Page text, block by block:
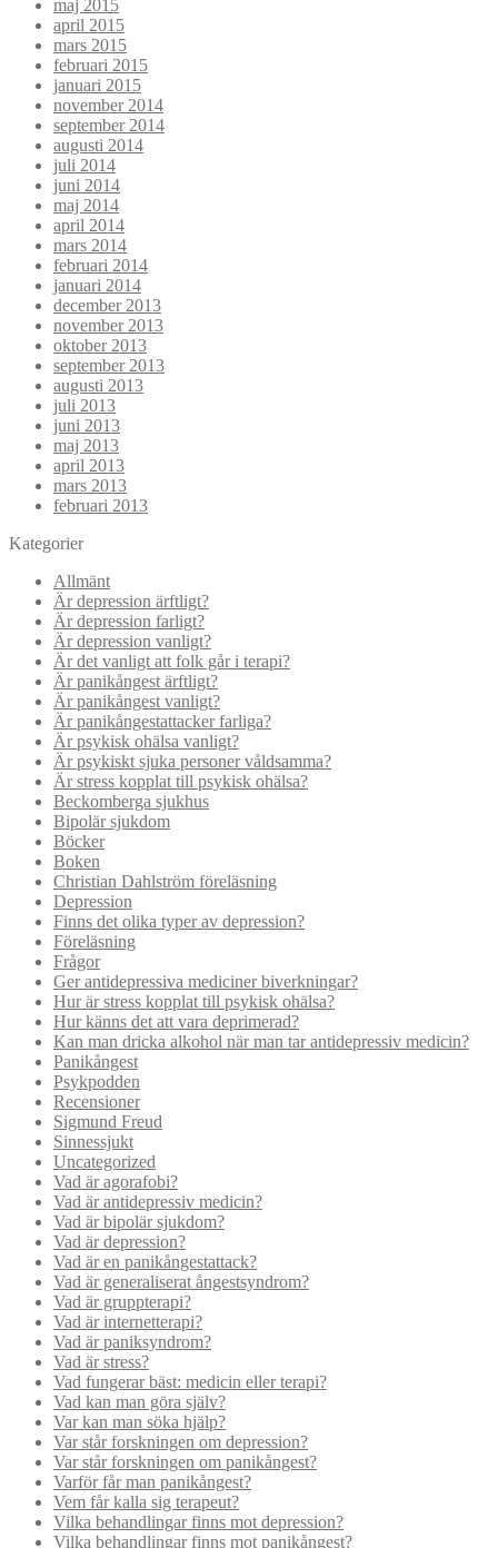
maj 2015
april 2015
mars 2015
februari 2015
januari 2015
november 2014
september 2014
augusti 2014
juli 2014
juni 2014
maj 2014
april 2014
mars 2014
februari 2014
januari 2014
december 2013
november 2013
oktober 2013
september 2013
augusti 2013
juli 2013
juni 2013
maj 2013
april 2013
mars 2013
februari 2013
Kategorier
Allmänt
Är depression ärftligt?
Är depression farligt?
Är depression vanligt?
Är det vanligt att folk går i terapi?
Är panikångest ärftligt?
Är panikångest vanligt?
Är panikångestattacker farliga?
Är psykisk ohälsa vanligt?
Är psykiskt sjuka personer våldsamma?
Är stress kopplat till psykisk ohälsa?
Beckomberga sjukhus
Bipolär sjukdom
Böcker
Boken
Christian Dahlström föreläsning
Depression
Finns det olika typer av depression?
Föreläsning
Frågor
Ger antidepressiva mediciner biverkningar?
Hur är stress kopplat till psykisk ohälsa?
Hur känns det att vara deprimerad?
Kan man dricka alkohol när man tar antidepressiv medicin?
Panikångest
Psykpodden
Recensioner
Sigmund Freud
Sinnessjukt
Uncategorized
Vad är agorafobi?
Vad är antidepressiv medicin?
Vad är bipolär sjukdom?
Vad är depression?
Vad är en panikångestattack?
Vad är generaliserat ångestsyndrom?
Vad är gruppterapi?
Vad är internetterapi?
Vad är paniksyndrom?
Vad är stress?
Vad fungerar bäst: medicin eller terapi?
Vad kan man göra själv?
Var kan man söka hjälp?
Var står forskningen om depression?
Var står forskningen om panikångest?
Varför får man panikångest?
Vem får kalla sig terapeut?
Vilka behandlingar finns mot depression?
Vilka behandlingar finns mot panikångest?